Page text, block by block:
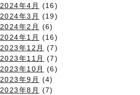
2024年4月
(16)
2024年3月
(19)
2024年2月
(6)
2024年1月
(16)
2023年12月
(7)
2023年11月
(7)
2023年10月
(6)
2023年9月
(4)
2023年8月
(7)